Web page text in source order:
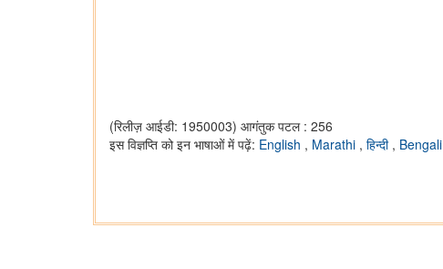
(रिलीज़ आईडी: 1950003) आगंतुक पटल : 256
इस विज्ञप्ति को इन भाषाओं में पढ़ें: English , Marathi , हिन्दी , Bengali